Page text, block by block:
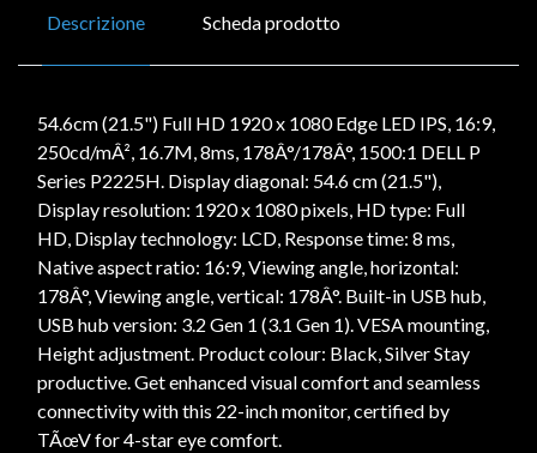
Descrizione Scheda prodotto
54.6cm (21.5") Full HD 1920 x 1080 Edge LED IPS, 16:9,
250cd/mÂ², 16.7M, 8ms, 178Â°/178Â°, 1500:1 DELL P
Series P2225H. Display diagonal: 54.6 cm (21.5"),
Display resolution: 1920 x 1080 pixels, HD type: Full
HD, Display technology: LCD, Response time: 8 ms,
Native aspect ratio: 16:9, Viewing angle, horizontal:
178Â°, Viewing angle, vertical: 178Â°. Built-in USB hub,
USB hub version: 3.2 Gen 1 (3.1 Gen 1). VESA mounting,
Height adjustment. Product colour: Black, Silver Stay
productive. Get enhanced visual comfort and seamless
connectivity with this 22-inch monitor, certified by
TÃœV for 4-star eye comfort.